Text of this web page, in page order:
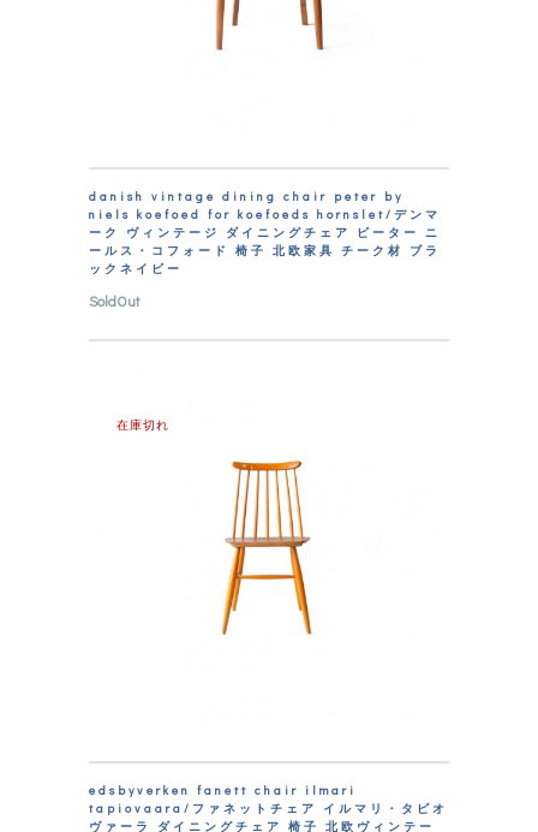
danish vintage dining chair peter by
niels koefoed for koefoeds hornslet/デンマ
ーク ヴィンテージ ダイニングチェア ピーター ニ
ールス・コフォード 椅子 北欧家具 チーク材 ブラ
ックネイビー
SoldOut
在庫切れ
edsbyverken fanett chair ilmari
tapiovaara/ファネットチェア イルマリ・タピオ
ヴァーラ ダイニングチェア 椅子 北欧ヴィンテー